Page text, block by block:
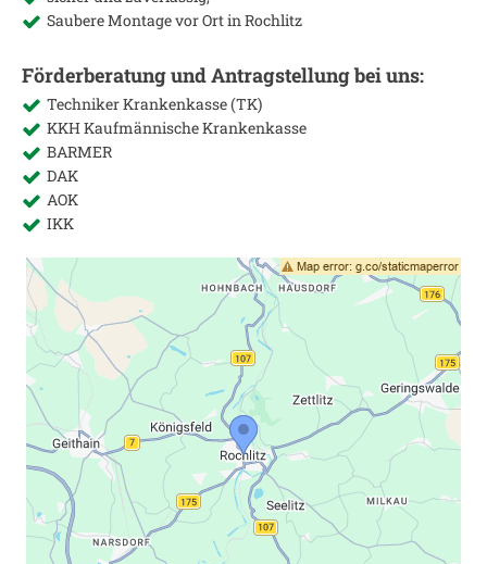
Saubere Montage vor Ort inRochlitz
Förderberatung und Antragstellung bei uns:
Techniker Krankenkasse (TK)
KKH Kaufmännische Krankenkasse
BARMER
DAK
AOK
IKK